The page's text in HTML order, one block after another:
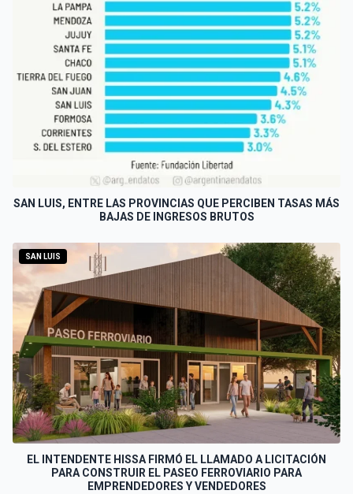
SAN LUIS, ENTRE LAS PROVINCIAS QUE PERCIBEN TASAS MÁS
BAJAS DE INGRESOS BRUTOS
SAN LUIS
EL INTENDENTE HISSA FIRMÓ EL LLAMADO A LICITACIÓN
PARA CONSTRUIR EL PASEO FERROVIARIO PARA
EMPRENDEDORES Y VENDEDORES